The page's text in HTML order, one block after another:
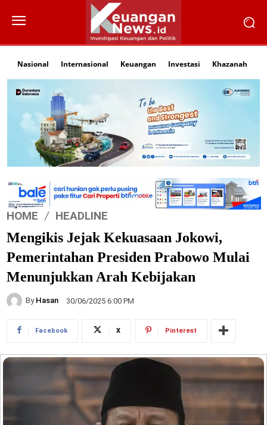
Nasional Internasional Keuangan Investasi Khazanah
HOME HEADLINE
Mengikis Jejak Kekuasaan Jokowi,
Pemerintahan Presiden Prabowo Mulai
Menunjukkan Arah Kebijakan
By Hasan 30/06/2025 6:00 PM
Facebook X Pinterest